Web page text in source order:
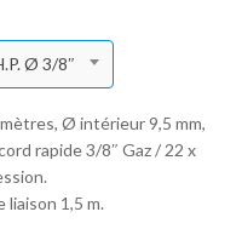
Ø 3/8″
Ø intérieur 9,5 mm,
rapide 3/8″ Gaz / 22 x
1,5 m.